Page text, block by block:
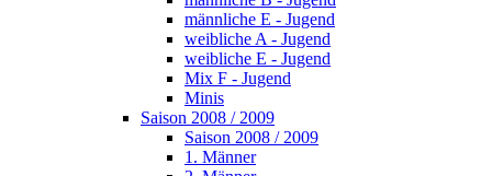
männliche E - Jugend
weibliche A - Jugend
weibliche E - Jugend
Mix F - Jugend
Minis
Saison 2008 / 2009
Saison 2008 / 2009
1. Männer